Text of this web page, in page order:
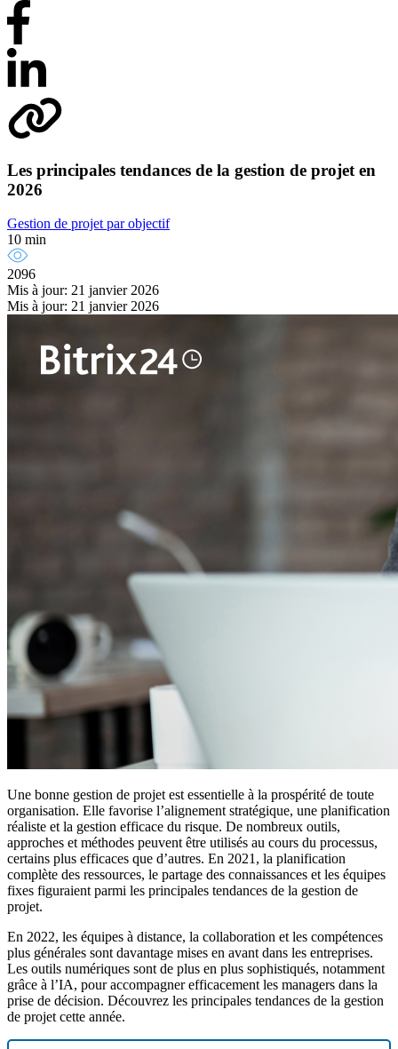
Les principales tendances de la gestion de projet en
2026
Gestion de projet par objectif
10 min
2096
Mis à jour: 21 janvier 2026
Mis à jour: 21 janvier 2026
Une bonne gestion de projet est essentielle à la prospérité de toute
organisation. Elle favorise l’alignement stratégique, une planification
réaliste et la gestion efficace du risque. De nombreux outils,
approches et méthodes peuvent être utilisés au cours du processus,
certains plus efficaces que d’autres. En 2021, la planification
complète des ressources, le partage des connaissances et les équipes
fixes figuraient parmi les principales tendances de la gestion de
projet.
En 2022, les équipes à distance, la collaboration et les compétences
plus générales sont davantage mises en avant dans les entreprises.
Les outils numériques sont de plus en plus sophistiqués, notamment
grâce à l’IA, pour accompagner efficacement les managers dans la
prise de décision. Découvrez les principales tendances de la gestion
de projet cette année.